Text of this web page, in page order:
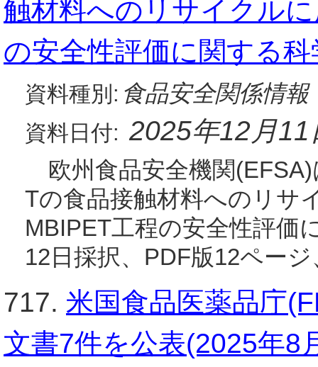
触材料へのリサイクル
の安全性評価に関する
資料種別: 食品安全関係情報
資料日付: 2025年12月11
欧州食品安全機関
Tの食品接触材料へのリサ
MBIPET工程の安全性評価
12日採択、PDF版12ページ
717. 米国食品医薬品庁
文書7件を公表(2025年8